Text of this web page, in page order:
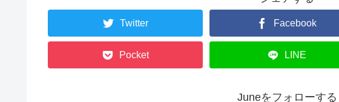
Twitter Facebook
Pocket LINE
Juneをフォローする